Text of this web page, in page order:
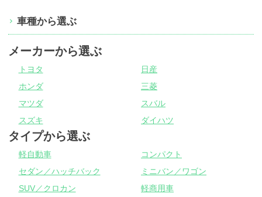
車種から選ぶ
メーカーから選ぶ
トヨタ
日産
ホンダ
三菱
マツダ
スバル
スズキ
ダイハツ
タイプから選ぶ
軽自動車
コンパクト
セダン／ハッチバック
ミニバン／ワゴン
SUV／クロカン
軽商用車